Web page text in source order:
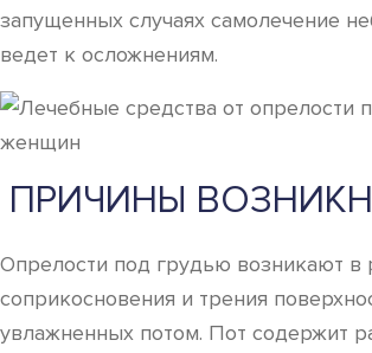
запущенных случаях самолечение
ведет к осложнениям.
ПРИЧИНЫ
Опрелости под грудью возникают в
соприкосновения и трения
увлажненных потом. Пот содержит